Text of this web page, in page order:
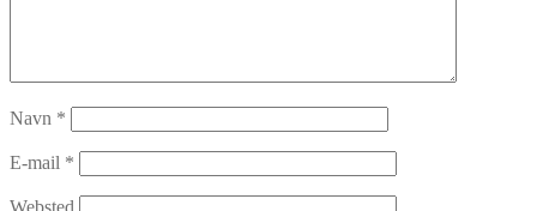
Navn *
E-mail *
Websted